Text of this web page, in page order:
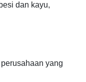
dan kayu,
yang